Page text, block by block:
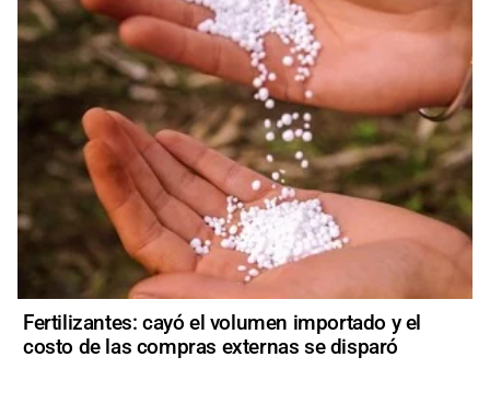
Fertilizantes: cayó el volumen importado y el
costo de las compras externas se disparó